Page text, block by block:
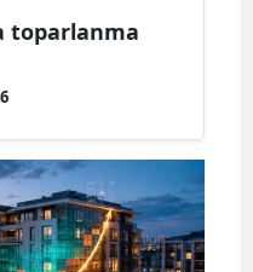
toparlanma